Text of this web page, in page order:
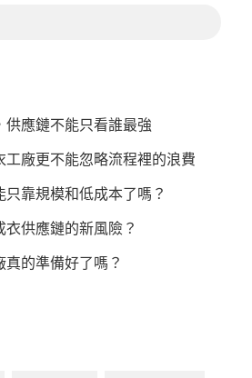
供應鏈不能只看誰最強
工廠更不能忽略流程裡的浪費
靠規模和低成本了嗎？
供應鏈的新風險？
的準備好了嗎？